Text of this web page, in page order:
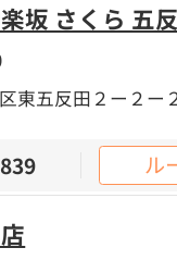
坂 さくら 五
東五反田２ー２ー
ル